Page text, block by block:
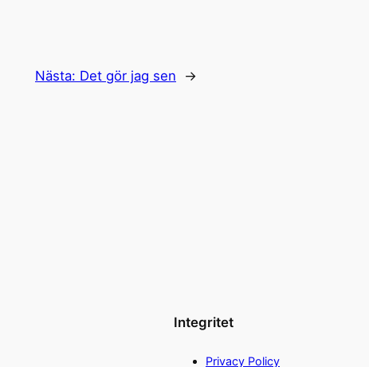
Nästa: Det gör jag sen →
Integritet
Privacy Policy